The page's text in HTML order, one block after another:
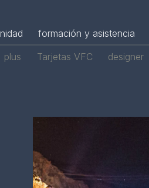
formación y asistencia
plus Tarjetas VFC designer